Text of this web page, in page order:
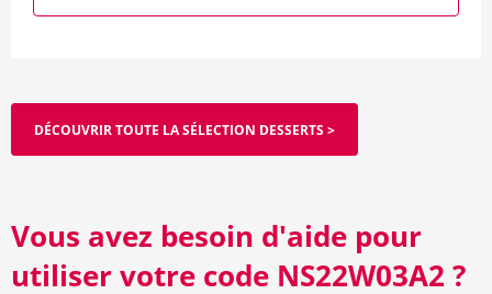
DÉCOUVRIR TOUTE LA SÉLECTION DESSERTS >
Vous avez besoin d'aide pour
utiliser votre code NS22W03A2 ?